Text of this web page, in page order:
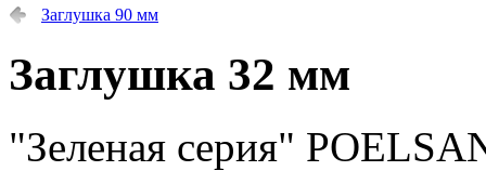
Заглушка 90 мм
Заглушка 32 мм
"Зеленая серия"